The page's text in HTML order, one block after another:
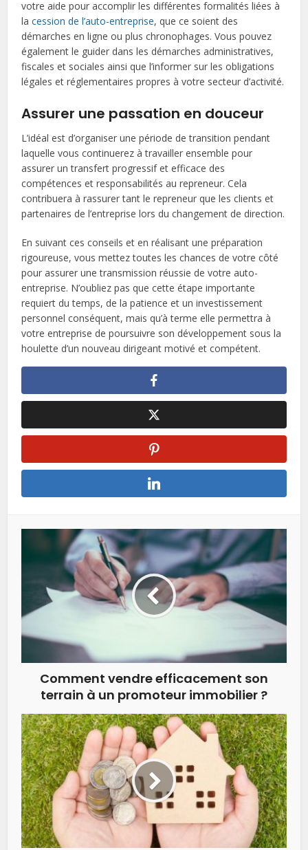
votre aide pour accomplir les différentes formalités liées à
lacession de l’auto-entreprise, que ce soient des
démarches en ligne ou plus chronophages. Vous pouvez
également le guider dans les démarches administratives,
fiscales et sociales ainsi que l’informer sur les obligations
légales et réglementaires propres à votre secteur d’activité.
Assurer une passation en douceur
L’idéal est d’organiser une période de transition pendant
laquelle vous continuerez à travailler ensemble pour
assurer un transfert progressif et efficace des
compétences et responsabilités au repreneur. Cela
contribuera à rassurer tant le repreneur que les clients et
partenaires de l’entreprise lors du changement de direction.
En suivant ces conseils et en réalisant une préparation
rigoureuse, vous mettez toutes les chances de votre côté
pour assurer une transmission réussie de votre auto-
entreprise. N’oubliez pas que cette étape importante
requiert du temps, de la patience et un investissement
personnel conséquent, mais qu’à terme elle permettra à
votre entreprise de poursuivre son développement sous la
houlette d’un nouveau dirigeant motivé et compétent.
Comment vendre efficacement son
terrain à un promoteur immobilier ?